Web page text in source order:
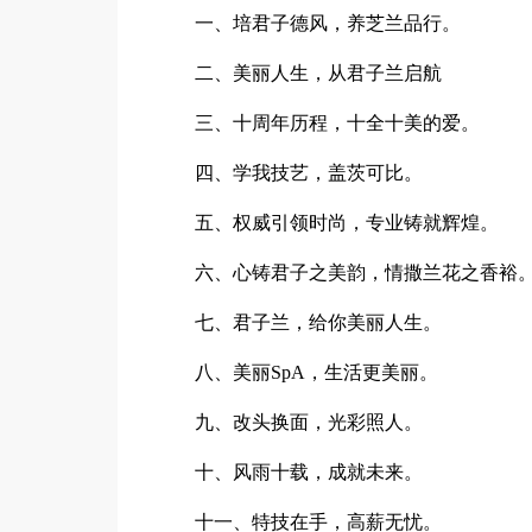
一、培君子德风，养芝兰品行。
二、美丽人生，从君子兰启航
三、十周年历程，十全十美的爱。
四、学我技艺，盖茨可比。
五、权威引领时尚，专业铸就辉煌。
六、心铸君子之美韵，情撒兰花之香裕
七、君子兰，给你美丽人生。
八、美丽SpA，生活更美丽。
九、改头换面，光彩照人。
十、风雨十载，成就未来。
十一、特技在手，高薪无忧。